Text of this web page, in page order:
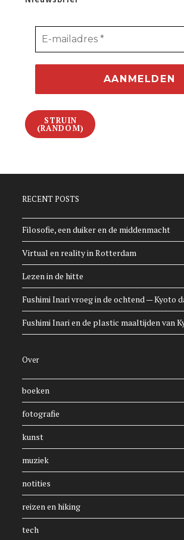
STRUIN
(RANDOM)
RECENT POSTS
Filosofie, een duiker en de middenmacht
Virtual en reality in Rotterdam
Lezen in de hitte
Fushimi Inari vroeg in de ochtend — Kyoto
Fushimi Inari en de plastic maaltijden van
Over
boeken
fotografie
kunst
muziek
notities
reizen en hiking
tech